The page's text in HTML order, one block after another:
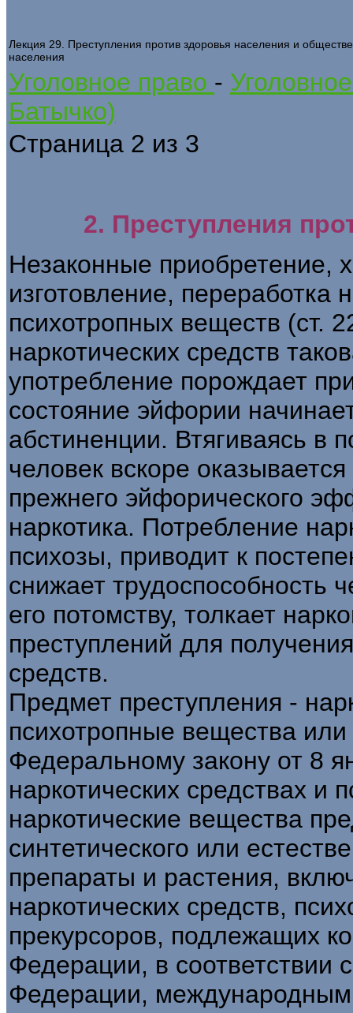
Лекция 29. Преступления против здоровья населения и
населения
Уголовное право -
Батычко)
Страница 2 из 3
2. Преступления
Незаконные приобретение,
изготовление, переработка
психотропных веществ (ст.
наркотических средств
употребление порождает
состояние эйфории
абстиненции. Втягиваясь в
человек вскоре
прежнего эйфорического
наркотика. Потребление
психозы, приводит к
снижает трудоспособность
его потомству, толкает
преступлений для
средств.
Предмет преступления -
психотропные вещества
Федеральному закону от 8
наркотических средствах и
наркотические вещества
синтетического или
препараты и растения,
наркотических средств,
прекурсоров, подлежащих
Федерации, в соответствии
Федерации,